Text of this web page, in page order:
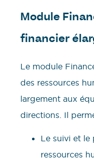
Module
financier
Le module
des ressources
largement aux
directions. Il
Le suivi et le
ressources